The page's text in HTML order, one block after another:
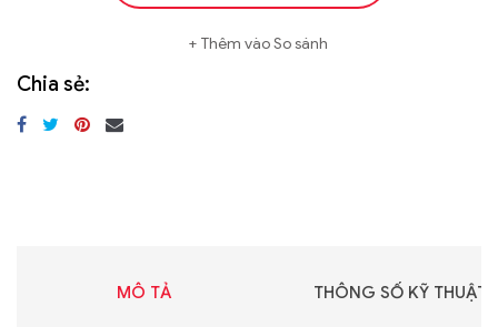
Thêm vào So sánh
Chia sẻ:
MÔ TẢ THÔNG SỐ KỸ THUẬT